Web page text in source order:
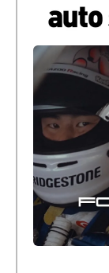
倒す相手
【